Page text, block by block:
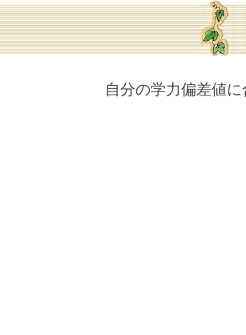
自分の学力偏差値